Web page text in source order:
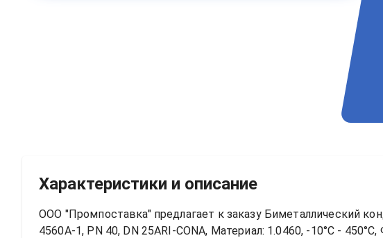
Характеристики и описание
ООО "Промпоставка" предлагает к заказу Биметаллический
4560A-1, PN 40, DN 25ARI-CONA, Материал: 1.0460, -10°C -